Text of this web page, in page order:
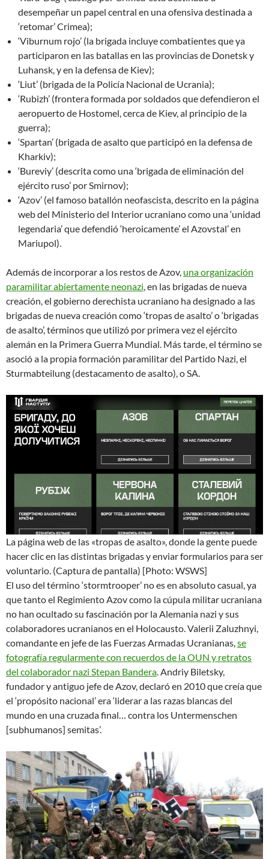
desempeñar un papel central en una ofensiva destinada a
‘retomar’ Crimea);
‘Viburnum rojo’ (la brigada incluye combatientes que ya
participaron en las batallas en las provincias de Donetsk y
Luhansk, y en la defensa de Kiev);
‘Liut’ (brigada de la Policía Nacional de Ucrania);
‘Rubizh’ (frontera formada por soldados que defendieron el
aeropuerto de Hostomel, cerca de Kiev, al principio de la
guerra);
‘Spartan’ (brigada de asalto que participó en la defensa de
Kharkiv);
‘Bureviy’ (descrita como una ‘brigada de eliminación del
ejército ruso’ por Smirnov);
‘Azov’ (el famoso batallón neofascista, descrito en la página
web del Ministerio del Interior ucraniano como una ‘unidad
legendaria’ que defendió ‘heroicamente’ el Azovstal’ en
Mariupol).
Además de incorporar a los restos de Azov, una organización
paramilitar abiertamente neonazi, en las brigadas de nueva
creación, el gobierno derechista ucraniano ha designado a las
brigadas de nueva creación como ‘tropas de asalto’ o ‘brigadas
de asalto’, términos que utilizó por primera vez el ejército
alemán en la Primera Guerra Mundial. Más tarde, el término se
asoció a la propia formación paramilitar del Partido Nazi, el
Sturmabteilung (destacamento de asalto), o SA.
La página web de las «tropas de asalto», donde la gente puede
hacer clic en las distintas brigadas y enviar formularios para ser
voluntario. (Captura de pantalla) [Photo: WSWS]
El uso del término ‘stormtrooper’ no es en absoluto casual, ya
que tanto el Regimiento Azov como la cúpula militar ucraniana
no han ocultado su fascinación por la Alemania nazi y sus
colaboradores ucranianos en el Holocausto. Valerii Zaluzhnyi,
comandante en jefe de las Fuerzas Armadas Ucranianas,se
fotografía regularmente con recuerdos de la OUN y retratos
del colaborador nazi Stepan Bandera. Andriy Biletsky,
fundador y antiguo jefe de Azov, declaró en 2010 que creía que
el ‘propósito nacional’ era ‘liderar a las razas blancas del
mundo en una cruzada final… contra los Untermenschen
[subhumanos] semitas’.